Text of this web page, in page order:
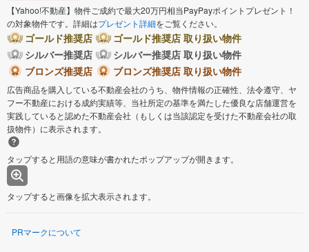
【Yahoo!不動産】物件ご成約で最大20万円相当PayPayポイントプレゼント！
の対象物件です。詳細はプレゼント詳細をご覧ください。
ゴールド推奨店
ゴールド推奨店 取り扱い物件
シルバー推奨店
シルバー推奨店 取り扱い物件
ブロンズ推奨店
ブロンズ推奨店 取り扱い物件
広告商品を購入している不動産会社のうち、物件情報の正確性、法令遵守、ヤ
フー不動産における成約実績等、当社所定の基準を満たした優良な店舗運営を
実践していると認めた不動産会社（もしくは当該認定を受けた不動産会社の取
扱物件）に表示されます。
タップすると用語の意味が書かれたポップアップが開きます。
タップすると画像を拡大表示されます。
PRマークについて